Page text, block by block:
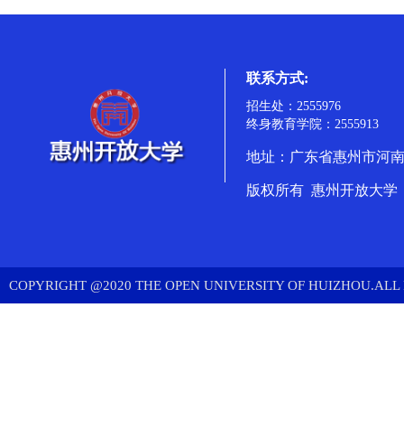
联系方式:
招生处：2555976
终身教育学院：2555913
地址：广东省惠州市河
版权所有 惠州开放大学
COPYRIGHT @2020 THE OPEN UNIVERSITY OF HUIZHOU.ALL